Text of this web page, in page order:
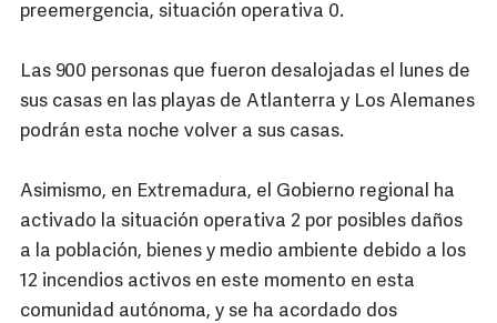
preemergencia, situación operativa 0.
Las 900 personas que fueron desalojadas el lunes de
sus casas en las playas de Atlanterra y Los Alemanes
podrán esta noche volver a sus casas.
Asimismo, en Extremadura, el Gobierno regional ha
activado la situación operativa 2 por posibles daños
a la población, bienes y medio ambiente debido a los
12 incendios activos en este momento en esta
comunidad autónoma, y se ha acordado dos